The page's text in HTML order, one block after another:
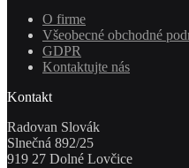
O firme
Všeobecné obchodné
GDPR
Kontaktujte nás
Kontakt
Radovan Slovák
Slnečná 892/25
919 27 Dolné Lovčice